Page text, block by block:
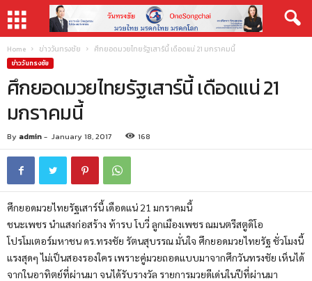
Home ข่าววันทรงชัย ศึกยอดมวยไทยรัฐเสาร์นี้ เดือดแน่ 21 มกราคมนี้
ข่าววันทรงชัย
ศึกยอดมวยไทยรัฐเสาร์นี้ เดือดแน่ 21
มกราคมนี้
By admin- January 18, 2017 168
ศึกยอดมวยไทยรัฐเสาร์นี้ เดือดแน่ 21 มกราคมนี้
ชนะเพชร นำแสงก่อสร้าง ท้ารบ โบวี่ ลูกเมืองเพชร ณมนตรีสตูดิโอ
โปรโมเตอร์มหาชน ดร.ทรงชัย รัตนสุบรรณ มั่นใจ ศึกยอดมวยไทยรัฐ ชั่วโมงนี้
แรงสุดๆ ไม่เป็นสองรองใคร เพราะคู่มวยถอดแบบมาจากศึกวันทรงชัย เห็นได้
จากในอาทิตย์ที่ผ่านมา จนได้รับรางวัล รายการมวยดีเด่นในปีที่ผ่านมา